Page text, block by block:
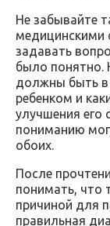
Не забывайте
медицинскими
задавать
было понятно.
должны быть в
ребенком и
улучшения его
пониманию
обоих.
После
понимать, что
причиной для
правильная